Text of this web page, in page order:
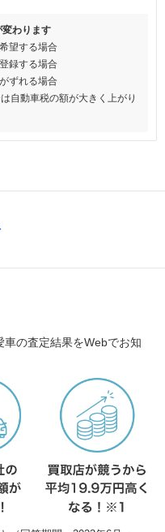
変わります
望する場合
録する場合
ずれる場合
自動車税の額が大きく上がり
車の査定結果をWebでお知